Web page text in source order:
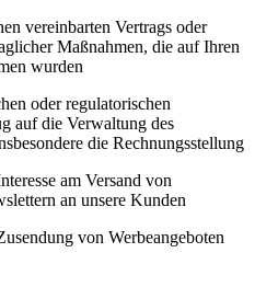
vereinbarten Vertrags oder
Maßnahmen, die auf Ihren
wurden
oder regulatorischen
auf die Verwaltung des
die Rechnungsstellung
am Versand von
an unsere Kunden
von Werbeangeboten